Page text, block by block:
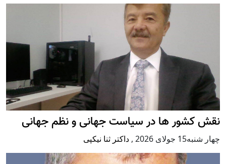
نقش کشور ها در سیاست جهانی و نظم جهانی
چهار شنبه15 جولای 2026 , داکتر ثنا نیکپی